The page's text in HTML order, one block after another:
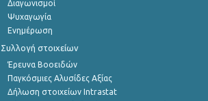
Διαγωνισμοί
Ψυχαγωγία
Ενημέρωση
Συλλογή στοιχείων
Έρευνα Βοοειδών
Παγκόσμιες Αλυσίδες Αξίας
Δήλωση στοιχείων Intrastat